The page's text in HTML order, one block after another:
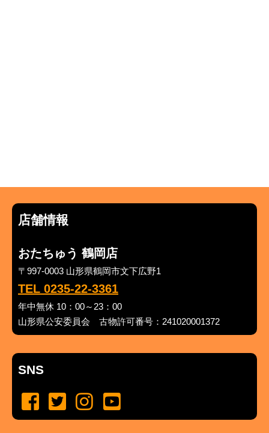
店舗情報
おたちゅう 鶴岡店
〒997-0003 山形県鶴岡市文下広野1
TEL 0235-22-3361
年中無休 10：00～23：00
山形県公安委員会 古物許可番号：241020001372
SNS